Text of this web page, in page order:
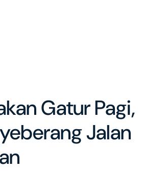
Gatur Pagi,
Jalan